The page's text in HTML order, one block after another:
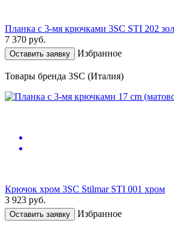
Планка с 3-мя крючками 3SC STI 202
7 370 руб.
Оставить заявку Избранное
Товары бренда 3SC (Италия)
Крючок хром 3SC Stilmar STI 001 хром
3 923 руб.
Оставить заявку Избранное